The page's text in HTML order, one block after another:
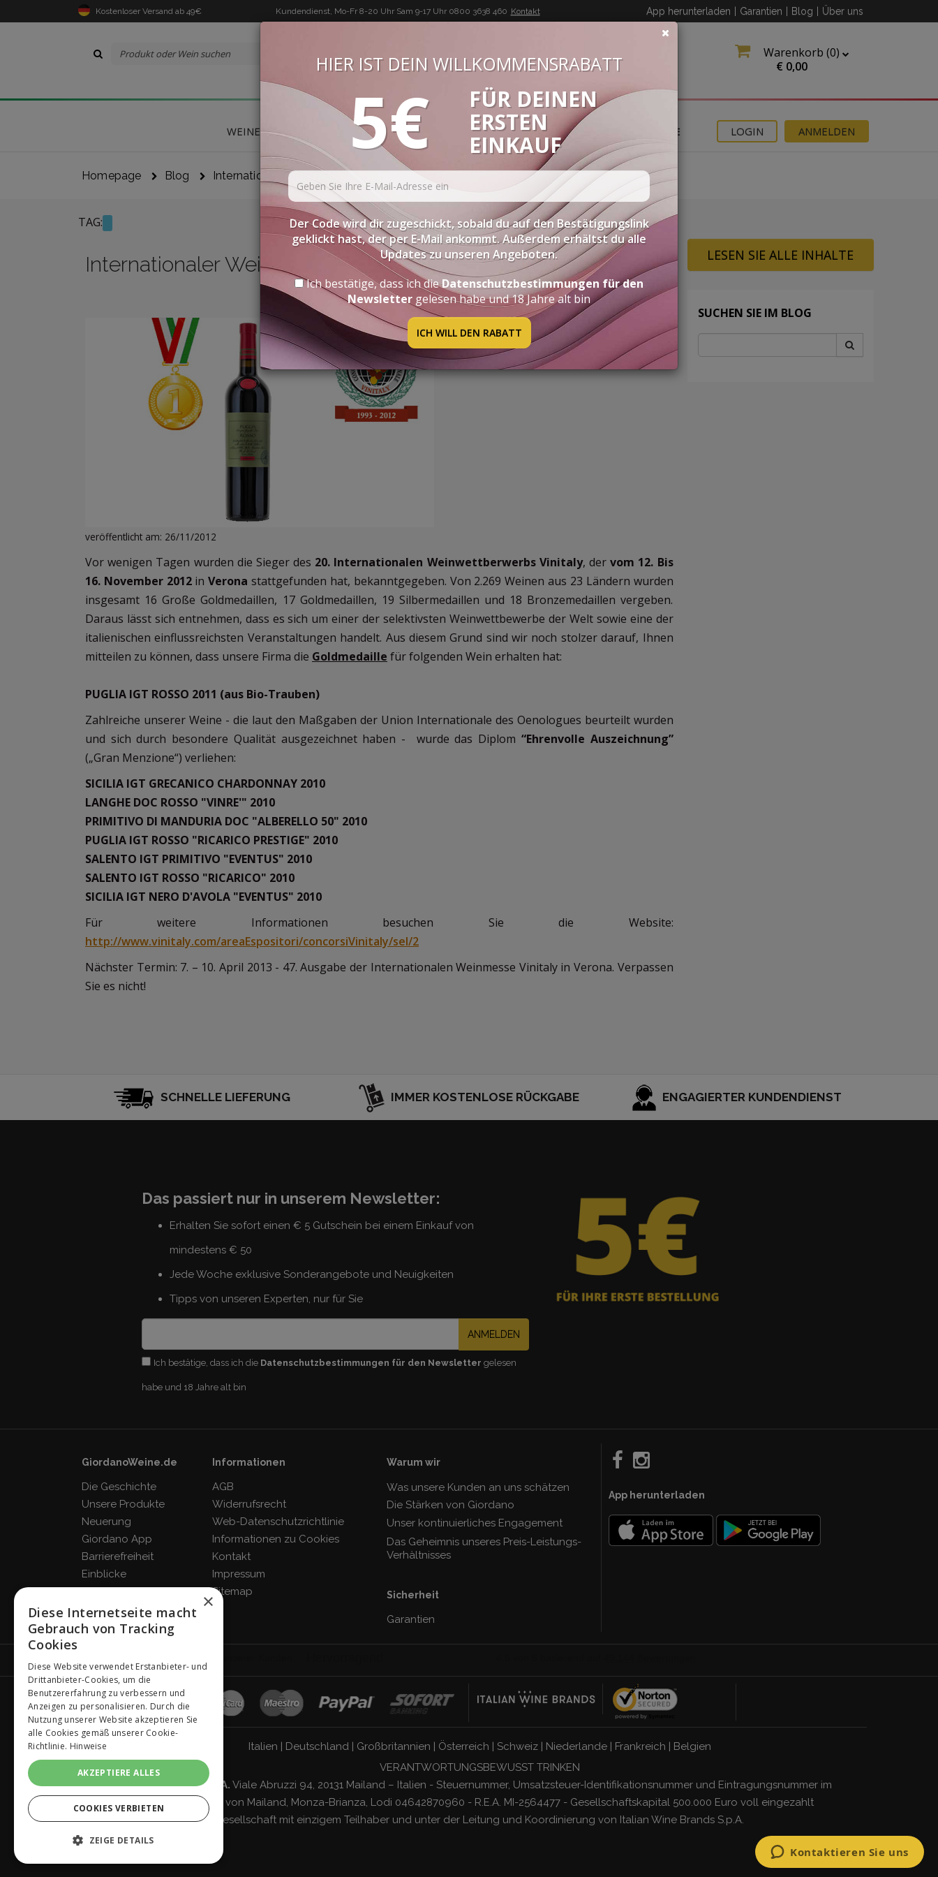
Kostenloser Versand ab 49€ Kundendienst, Mo-Fr 8-20 Uhr Sam 9-17 Uhr0800 3638 460 Kontakt App herunterladen Garantien Blog Über uns
Warenkorb (0)
€ 0,00
BUON VINO, BUONA VITA
WEINE DELIKATESSEN PROBIERPAKETE SPIRITOUSEN ZUBEHÖR ANGEBOTE ANMELDEN
LOGIN
Homepage Blog Internationaler Weinwettberwerb Vinitaly 2012
TAG:
Internationaler Weinwettberwerb Vinitaly 2012
veröffentlicht am: 26/11/2012
Vor wenigen Tagen wurden die Sieger des 20. Internationalen Weinwettberwerbs Vinitaly, dervom 12. Bis
16. November 2012 inVeronastattgefunden hat, bekanntgegeben. Von 2.269 Weinen aus 23 Ländern wurden
insgesamt 16 Große Goldmedaillen, 17 Goldmedaillen, 19 Silbermedaillen und 18 Bronzemedaillen vergeben.
Daraus lässt sich entnehmen, dass es sich um einer der selektivsten Weinwettbewerbe der Welt sowie eine der
italienischen einflussreichsten Veranstaltungen handelt. Aus diesem Grund sind wir noch stolzer darauf, Ihnen
mitteilen zu können, dass unsere Firma die Goldmedaille für folgenden Wein erhalten hat:
PUGLIA IGT ROSSO 2011 (aus Bio-Trauben)
Zahlreiche unserer Weine - die laut den Maßgaben der Union Internationale des Oenologues beurteilt wurden
und sich durch besondere Qualität ausgezeichnet haben - wurde das Diplom “Ehrenvolle Auszeichnung”
(„Gran Menzione“) verliehen:
SICILIA IGT GRECANICO CHARDONNAY 2010
LANGHE DOC ROSSO "VINRE'" 2010
PRIMITIVO DI MANDURIA DOC "ALBERELLO 50" 2010
PUGLIA IGT ROSSO "RICARICO PRESTIGE" 2010
SALENTO IGT PRIMITIVO "EVENTUS" 2010
SALENTO IGT ROSSO "RICARICO" 2010
SICILIA IGT NERO D'AVOLA "EVENTUS" 2010
Für weitere Informationen besuchen Sie die Website:
http://www.vinitaly.com/areaEspositori/concorsiVinitaly/sel/2
Nächster Termin: 7. – 10. April 2013 - 47. Ausgabe der Internationalen Weinmesse Vinitaly in Verona. Verpassen
Sie es nicht!
LESEN SIE ALLE INHALTE
SUCHEN SIE IM BLOG
SCHNELLE LIEFERUNG IMMER KOSTENLOSE RÜCKGABE ENGAGIERTER KUNDENDIENST
Das passiert nur in unserem Newsletter:
Erhalten Sie sofort einen € 5 Gutschein bei einem Einkauf von
mindestens € 50
Jede Woche exklusive Sonderangebote und Neuigkeiten
Tipps von unseren Experten, nur für Sie
ANMELDEN
Ich bestätige, dass ich die Datenschutzbestimmungen für den Newsletter gelesen
habe und 18 Jahre alt bin
GiordanoWeine.de
Die Geschichte
Unsere Produkte
Neuerung
Giordano App
Barrierefreiheit
Einblicke
Blog
FAQ
Informationen
AGB
Widerrufsrecht
Web-Datenschutzrichtlinie
Informationen zu Cookies
Kontakt
Impressum
Sitemap
Warum wir
Was unsere Kunden an uns schätzen
Die Stärken von Giordano
Unser kontinuierliches Engagement
Das Geheimnis unseres Preis-Leistungs-
Verhàltnisses
Sicherheit
Garantien
App herunterladen
Italien | Deutschland | Großbritannien | Österreich | Schweiz| Niederlande| Frankreich | Belgien
VERANTWORTUNGSBEWUSST TRINKEN
Giordano Vini S.p.A. Viale Abruzzi 94, 20131 Mailand – Italien - Steuernummer, Umsatzsteuer-Identifikationsnummer und Eintragungsnummer im
Handelsregister von Mailand, Monza-Brianza, Lodi 04642870960 - R.E.A. MI-2564477 - Gesellschaftskapital 500.000 Euro voll eingezahlt
Gesellschaft mit einzigem Teilhaber und unter der Leitung und Koordinierung von Italian Wine Brands S.p.A.
HIER IST DEIN WILLKOMMENSRABATT
5€
FÜR DEINEN
ERSTEN
EINKAUF
Der Code wird dir zugeschickt, sobald du auf den Bestätigungslink
geklickt hast, der per E-Mail ankommt. Außerdem erhältst du alle
Updates zu unseren Angeboten.
Ich bestätige, dass ich dieDatenschutzbestimmungen für den
Newsletter gelesen habe und 18 Jahre alt bin
ICH WILL DEN RABATT
×
Diese Internetseite macht
Gebrauch von Tracking
Cookies
Diese Website verwendet Erstanbieter- und
Drittanbieter-Cookies, um die
Benutzererfahrung zu verbessern und
Anzeigen zu personalisieren. Durch die
Nutzung unserer Website akzeptieren Sie
alle Cookies gemäß unserer Cookie-
Richtlinie. Hinweise
AKZEPTIERE ALLES
COOKIES VERBIETEN
ZEIGE DETAILS